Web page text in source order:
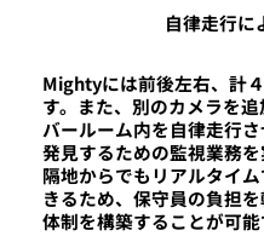
自律走行に
Mightyには前後左右、計
す。また、別のカメラを
バールーム内を自律走行
発見するための監視業務
隔地からでもリアルタイ
きるため、保守員の負担
体制を構築することが可能